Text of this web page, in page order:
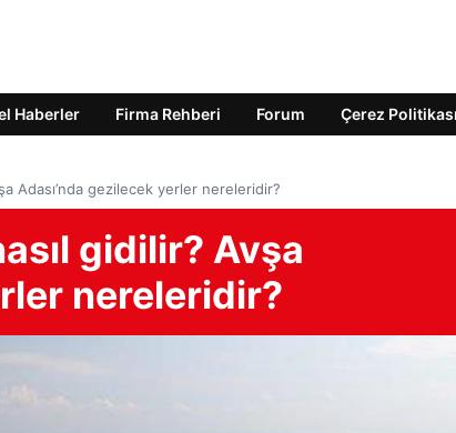
Haberler Firma Rehberi Forum Çerez Politikası
Adası’nda gezilecek yerler nereleridir?
gidilir? Avşa
nereleridir?